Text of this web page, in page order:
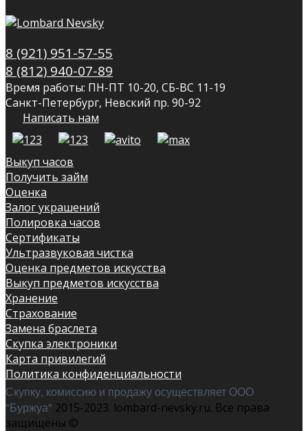
8 (921) 951-57-55
8 (812) 940-07-89
Время работы: ПН-ПТ 10-20, СБ-ВС 11-19
Санкт-Петербург, Невский пр. 90-92
Написать нам
Выкуп часов
Получить займ
Оценка
Залог украшений
Полировка часов
Сертификаты
Ультразвуковая чистка
Оценка предметов искусства
Выкуп предметов искусства
Хранение
Страхование
Замена браслета
Скупка электроники
Карта привилегий
Политика конфиденциальности
Скупку, комиссию и продажу осуществляет ООО
"Буржуа" 2015-2023. lombard-nevsky.ru. Все права
защищены ©